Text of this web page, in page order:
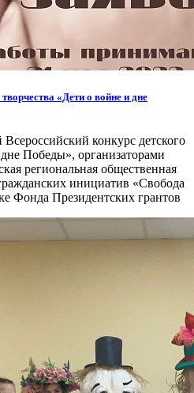
«Дети о войне и дне
конкурс детского
Победы», организаторами
региональная общественная
инициатив «Свобода
Фонда Президентских грантов